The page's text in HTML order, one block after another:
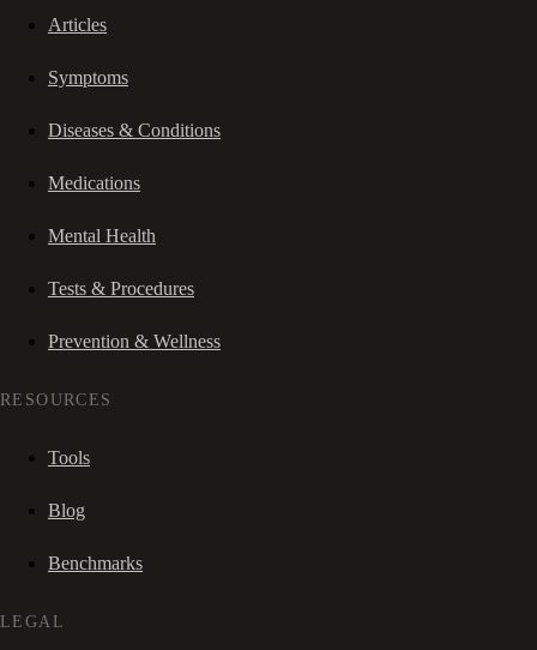
Articles
Symptoms
Diseases & Conditions
Medications
Mental Health
Tests & Procedures
Prevention & Wellness
RESOURCES
Tools
Blog
Benchmarks
LEGAL